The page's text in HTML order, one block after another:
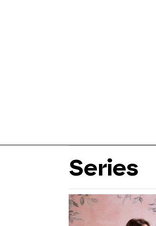
Series